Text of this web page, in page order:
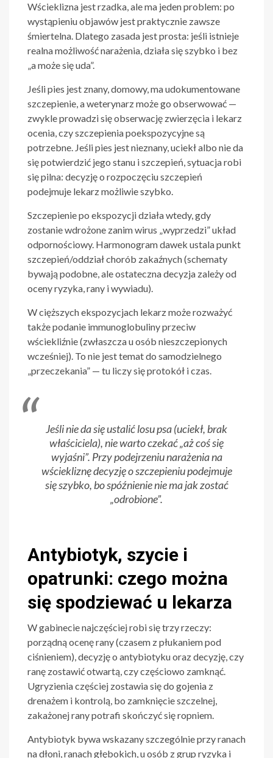
Wścieklizna jest rzadka, ale ma jeden problem: po
wystąpieniu objawów jest praktycznie zawsze
śmiertelna. Dlatego zasada jest prosta: jeśli istnieje
realna możliwość narażenia, działa się szybko i bez
„a może się uda”.
Jeśli pies jest znany, domowy, ma udokumentowane
szczepienie, a weterynarz może go obserwować —
zwykle prowadzi się obserwację zwierzęcia i lekarz
ocenia, czy szczepienia poekspozycyjne są
potrzebne. Jeśli pies jest nieznany, uciekł albo nie da
się potwierdzić jego stanu i szczepień, sytuacja robi
się pilna: decyzję o rozpoczęciu szczepień
podejmuje lekarz możliwie szybko.
Szczepienie po ekspozycji działa wtedy, gdy
zostanie wdrożone zanim wirus „wyprzedzi” układ
odpornościowy. Harmonogram dawek ustala punkt
szczepień/oddział chorób zakaźnych (schematy
bywają podobne, ale ostateczna decyzja zależy od
oceny ryzyka, rany i wywiadu).
W cięższych ekspozycjach lekarz może rozważyć
także podanie immunoglobuliny przeciw
wściekliźnie (zwłaszcza u osób nieszczepionych
wcześniej). To nie jest temat do samodzielnego
„przeczekania” — tu liczy się protokół i czas.
Jeśli nie da się ustalić losu psa (uciekł, brak
właściciela), nie warto czekać „aż coś się
wyjaśni”. Przy podejrzeniu narażenia na
wściekliznę decyzję o szczepieniu podejmuje
się szybko, bo spóźnienie nie ma jak zostać
„odrobione”.
Antybiotyk, szycie i
opatrunki: czego można
się spodziewać u lekarza
W gabinecie najczęściej robi się trzy rzeczy:
porządną ocenę rany (czasem z płukaniem pod
ciśnieniem), decyzję o antybiotyku oraz decyzję, czy
ranę zostawić otwartą, czy częściowo zamknąć.
Ugryzienia częściej zostawia się do gojenia z
drenażem i kontrolą, bo zamknięcie szczelnej,
zakażonej rany potrafi skończyć się ropniem.
Antybiotyk bywa wskazany szczególnie przy ranach
na dłoni, ranach głębokich, u osób z grup ryzyka i